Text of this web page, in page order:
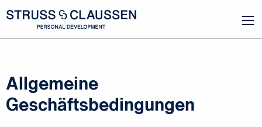
Allgemeine
Geschäftsbedingungen